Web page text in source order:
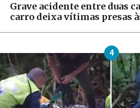
Grave acidente entre duas
carro deixa vítimas presas
4